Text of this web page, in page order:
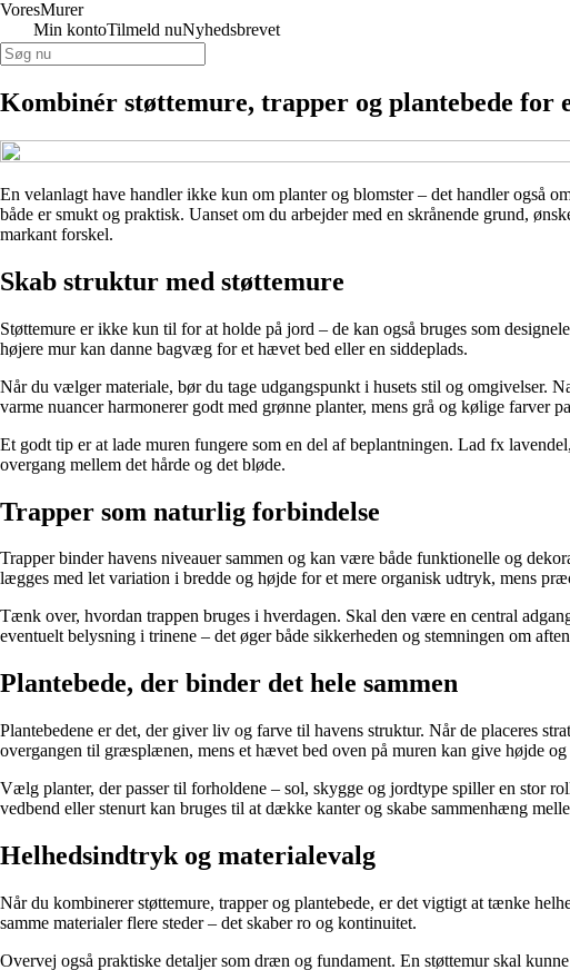
VoresMurer
Min kontoTilmeld nuNyhedsbrevet
Kombinér støttemure, trapper og plantebede for
En velanlagt have handler ikke kun om planter og blomster – det handler også
både er smukt og praktisk. Uanset om du arbejder med en skrånende grund,
markant forskel.
Skab struktur med støttemure
Støttemure er ikke kun til for at holde på jord – de kan også bruges som
højere mur kan danne bagvæg for et hævet bed eller en siddeplads.
Når du vælger materiale, bør du tage udgangspunkt i husets stil og omgivelser.
varme nuancer harmonerer godt med grønne planter, mens grå og kølige farver
Et godt tip er at lade muren fungere som en del af beplantningen. Lad fx
overgang mellem det hårde og det bløde.
Trapper som naturlig forbindelse
Trapper binder havens niveauer sammen og kan være både funktionelle og
lægges med let variation i bredde og højde for et mere organisk udtryk, mens
Tænk over, hvordan trappen bruges i hverdagen. Skal den være en central
eventuelt belysning i trinene – det øger både sikkerheden og stemningen om
Plantebede, der binder det hele sammen
Plantebedene er det, der giver liv og farve til havens struktur. Når de placeres
overgangen til græsplænen, mens et hævet bed oven på muren kan give højde
Vælg planter, der passer til forholdene – sol, skygge og jordtype spiller en stor
vedbend eller stenurt kan bruges til at dække kanter og skabe sammenhæng
Helhedsindtryk og materialevalg
Når du kombinerer støttemure, trapper og plantebede, er det vigtigt at tænke
samme materialer flere steder – det skaber ro og kontinuitet.
Overvej også praktiske detaljer som dræn og fundament. En støttemur skal